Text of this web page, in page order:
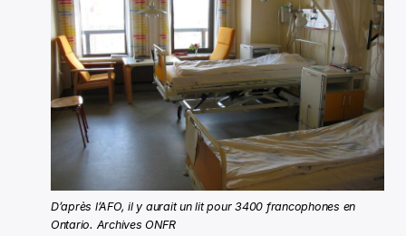
D’après l’AFO, il y aurait un lit pour 3400 francophones en
Ontario. Archives ONFR